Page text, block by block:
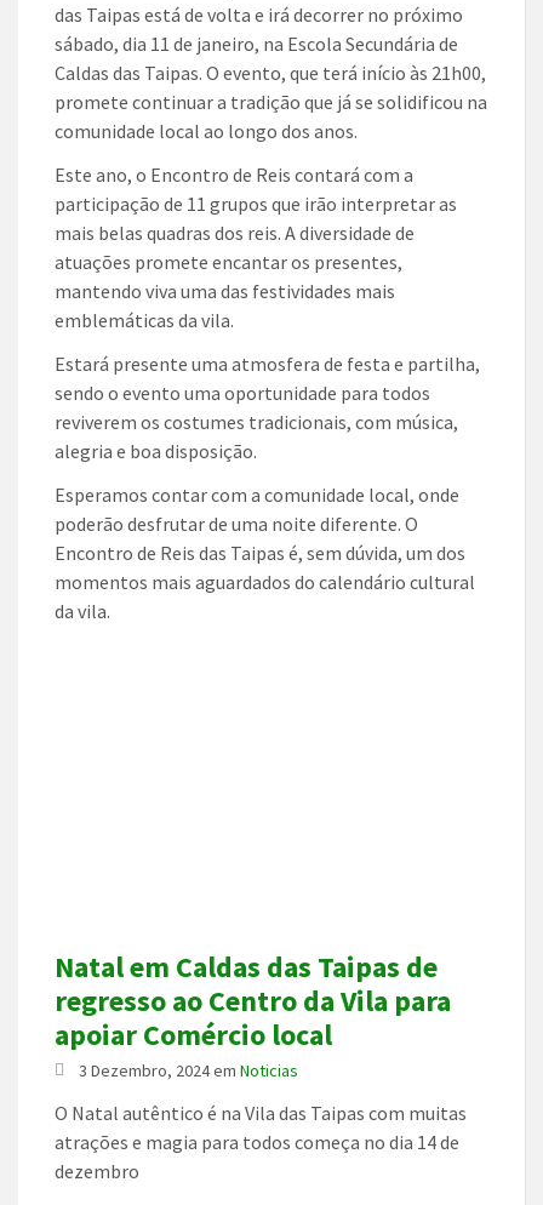
das Taipas está de volta e irá decorrer no próximo
sábado, dia 11 de janeiro, na Escola Secundária de
Caldas das Taipas. O evento, que terá início às 21h00,
promete continuar a tradição que já se solidificou na
comunidade local ao longo dos anos.
Este ano, o Encontro de Reis contará com a
participação de 11 grupos que irão interpretar as
mais belas quadras dos reis. A diversidade de
atuações promete encantar os presentes,
mantendo viva uma das festividades mais
emblemáticas da vila.
Estará presente uma atmosfera de festa e partilha,
sendo o evento uma oportunidade para todos
reviverem os costumes tradicionais, com música,
alegria e boa disposição.
Esperamos contar com a comunidade local, onde
poderão desfrutar de uma noite diferente. O
Encontro de Reis das Taipas é, sem dúvida, um dos
momentos mais aguardados do calendário cultural
da vila.
Natal em Caldas das Taipas de
regresso ao Centro da Vila para
apoiar Comércio local
3 Dezembro, 2024em Noticias
O Natal autêntico é na Vila das Taipas com muitas
atrações e magia para todos começa no dia 14 de
dezembro